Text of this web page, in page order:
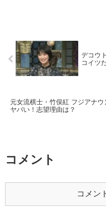
デコウ
コイツ
元女流棋士・竹俣紅 フジアナ
ヤバい！志望理由は？
コメント
コメン